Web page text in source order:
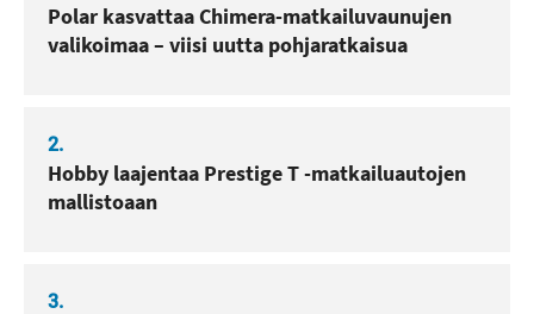
Polar kasvattaa Chimera-matkailuvaunujen
valikoimaa – viisi uutta pohjaratkaisua
2.
Hobby laajentaa Prestige T -matkailuautojen
mallistoaan
3.